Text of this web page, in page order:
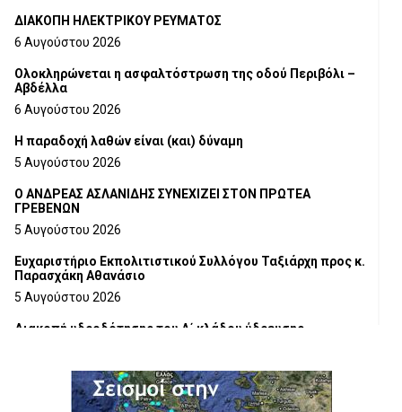
ΔΙΑΚΟΠΗ ΗΛΕΚΤΡΙΚΟΥ ΡΕΥΜΑΤΟΣ
6 Αυγούστου 2026
Ολοκληρώνεται η ασφαλτόστρωση της οδού Περιβόλι –
Αβδέλλα
6 Αυγούστου 2026
H παραδοχή λαθών είναι (και) δύναμη
5 Αυγούστου 2026
Ο ΑΝΔΡΕΑΣ ΑΣΛΑΝΙΔΗΣ ΣΥΝΕΧΙΖΕΙ ΣΤΟΝ ΠΡΩΤΕΑ
ΓΡΕΒΕΝΩΝ
5 Αυγούστου 2026
Ευχαριστήριο Εκπολιτιστικού Συλλόγου Ταξιάρχη προς κ.
Παρασχάκη Αθανάσιο
5 Αυγούστου 2026
Διακοπή υδροδότησης του Α΄ κλάδου ύδρευσης
Η Marseaux στα Γρεβενά για μια μοναδική συναυλία
5 Αυγούστου 2026